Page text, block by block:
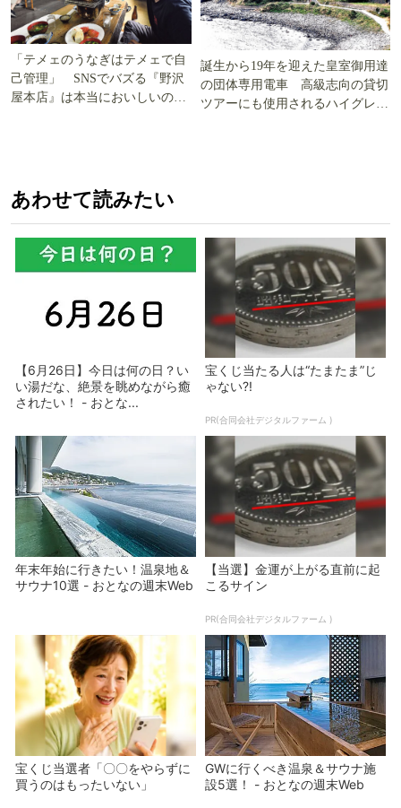
「テメェのうなぎはテメェで自
己管理」 SNSでバズる『野沢
屋本店』は本当においしいの
誕生から19年を迎えた皇室御用達
の団体専用電車 高級志向の貸切
ツアーにも使用されるハイグレー
あわせて読みたい
【6月26日】今日は何の日？い
い湯だな、絶景を眺めながら癒
されたい！ - おとな...
宝くじ当たる人は“たまたま”じ
ゃない?!
PR(合同会社デジタルファーム )
年末年始に行きたい！温泉地＆
サウナ10選 - おとなの週末Web
【当選】金運が上がる直前に起
こるサイン
PR(合同会社デジタルファーム )
宝くじ当選者「〇〇をやらずに
買うのはもったいない」
GWに行くべき温泉＆サウナ施
設5選！ - おとなの週末Web